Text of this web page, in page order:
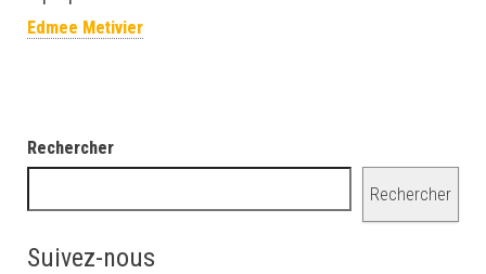
Edmee Metivier
Rechercher
Rechercher
Suivez-nous